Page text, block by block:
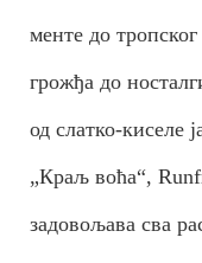
менте до
грожђа до
од слатко-киселе
„Краљ воћа“,
задовољава сва